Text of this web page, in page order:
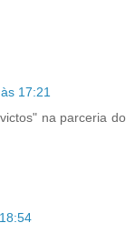
17:21
na parceria do